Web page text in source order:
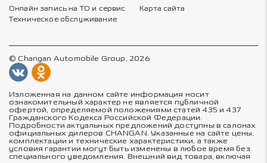
Онлайн запись на ТО и сервис
Техническое обслуживание
Карта сайта
© Changan Automobile Group, 2026
Изложенная на данном сайте информация носит
ознакомительный характер не является публичной
офертой, определяемой положениями статей 435 и 437
Гражданского Кодекса Российской Федерации.
Подробности актуальных предложений доступны в салонах
официальных дилеров CHANGAN. Указанные на сайте цены,
комплектации и технические характеристики, а также
условия гарантии могут быть изменены в любое время без
специального уведомления. Внешний вид товара, включая